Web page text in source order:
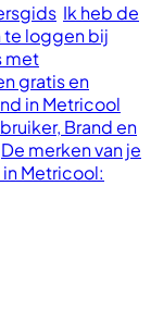
Ik heb de
te loggen bij
met
gratis en
in Metricool
Brand en
De merken van je
Metricool: